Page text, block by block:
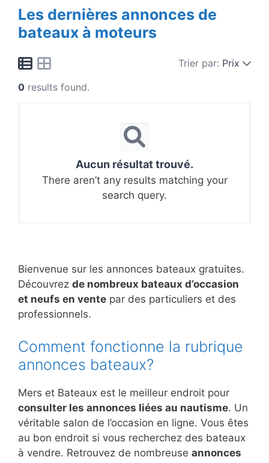
Les dernières annonces de
bateaux à moteurs
Trier par: Prix
0 results found.
Aucun résultat trouvé.
There aren’t any results matching your
search query.
Bienvenue sur les annonces bateaux gratuites.
Découvrez de nombreux bateaux d’occasion
et neufs en vente par des particuliers et des
professionnels.
Comment fonctionne la rubrique
annonces bateaux?
Mers et Bateaux est le meilleur endroit pour
consulter les annonces liées au nautisme. Un
véritable salon de l’occasion en ligne. Vous êtes
au bon endroit si vous recherchez des bateaux
à vendre. Retrouvez de nombreuse annonces